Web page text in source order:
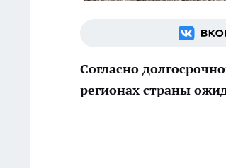
Согласно
регионах страны